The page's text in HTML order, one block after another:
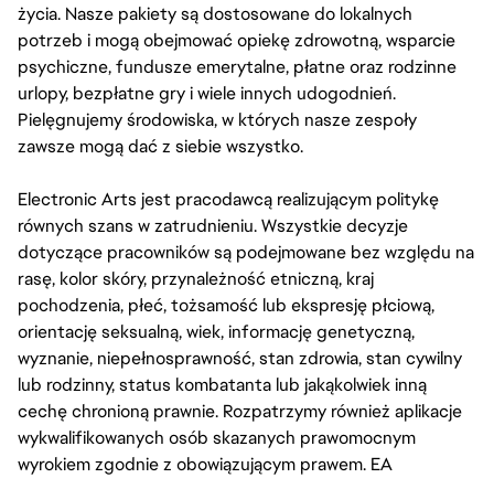
życia. Nasze pakiety są dostosowane do lokalnych
potrzeb i mogą obejmować opiekę zdrowotną, wsparcie
psychiczne, fundusze emerytalne, płatne oraz rodzinne
urlopy, bezpłatne gry i wiele innych udogodnień.
Pielęgnujemy środowiska, w których nasze zespoły
zawsze mogą dać z siebie wszystko.
Electronic Arts jest pracodawcą realizującym politykę
równych szans w zatrudnieniu. Wszystkie decyzje
dotyczące pracowników są podejmowane bez względu na
rasę, kolor skóry, przynależność etniczną, kraj
pochodzenia, płeć, tożsamość lub ekspresję płciową,
orientację seksualną, wiek, informację genetyczną,
wyznanie, niepełnosprawność, stan zdrowia, stan cywilny
lub rodzinny, status kombatanta lub jakąkolwiek inną
cechę chronioną prawnie. Rozpatrzymy również aplikacje
wykwalifikowanych osób skazanych prawomocnym
wyrokiem zgodnie z obowiązującym prawem. EA